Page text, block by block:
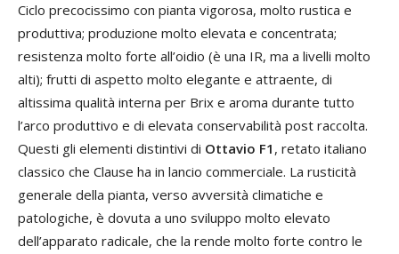
Ciclo precocissimo con pianta vigorosa, molto rustica e
produttiva; produzione molto elevata e concentrata;
resistenza molto forte all’oidio (è una IR, ma a livelli molto
alti); frutti di aspetto molto elegante e attraente, di
altissima qualità interna per Brix e aroma durante tutto
l’arco produttivo e di elevata conservabilità post raccolta.
Questi gli elementi distintivi di Ottavio F1 , retato italiano
classico che Clause ha in lancio commerciale. La rusticità
generale della pianta, verso avversità climatiche e
patologiche, è dovuta a uno sviluppo molto elevato
dell’apparato radicale, che la rende molto forte contro le